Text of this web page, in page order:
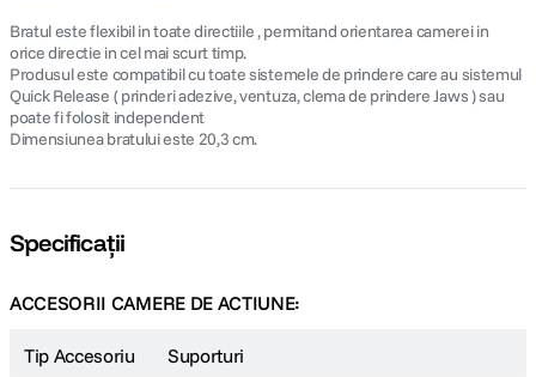
Bratul este flexibil in toate directiile , permitand orientarea camerei in
orice directie in cel mai scurt timp.
Produsul este compatibil cu toate sistemele de prindere care au sistemul
Quick Release ( prinderi adezive, ventuza, clema de prindere Jaws ) sau
poate fi folosit independent
Dimensiunea bratului este 20,3 cm.
Specificații
ACCESORII CAMERE DE ACTIUNE:
Tip Accesoriu Suporturi